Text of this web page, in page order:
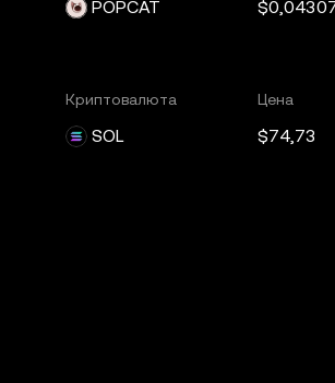
POPCAT
Криптовалюта
SOL
Цена
$74,73